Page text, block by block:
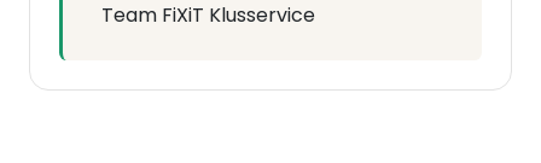
Team FiXiT Klusservice